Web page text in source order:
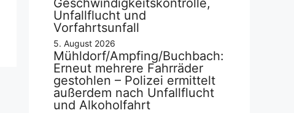
Geschwindigkeitskontrolle,
Unfallflucht und
Vorfahrtsunfall
5. August 2026
Mühldorf/Ampfing/Buchbach:
Erneut mehrere Fahrräder
gestohlen – Polizei ermittelt
außerdem nach Unfallflucht
und Alkoholfahrt